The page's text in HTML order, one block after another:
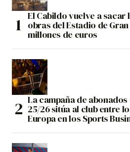
El Cabildo vuelve a
obras del Estadio de
millones de euros
La campaña de
25/26 sitúa al club entre
Europa en los Sports